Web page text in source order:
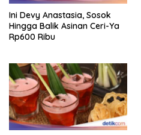
Ini Devy Anastasia, Sosok
Hingga Balik Asinan Ceri-Ya
Rp600 Ribu